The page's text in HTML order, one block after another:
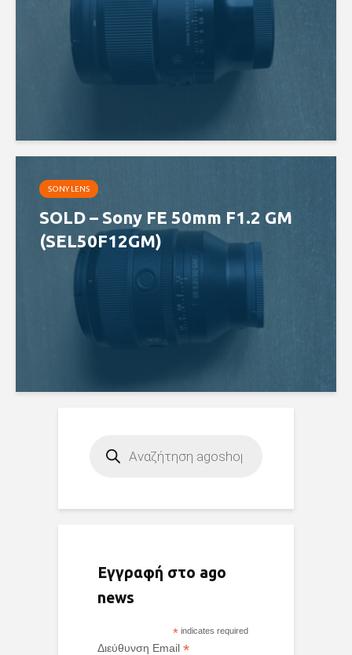
SONY LENS
SOLD – Sony FE 50mm F1.2 GM
(SEL50F12GM)
search
Εγγραφή στο ago
news
* indicates required
Διεύθυνση Email *